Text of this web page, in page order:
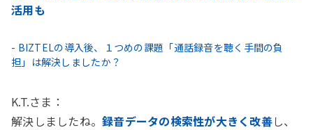
活用も
- BIZTELの導入後、１つめの課題「通話録音を聴く手間の負
担」は解決しましたか？
K.T.さま：
解決しましたね。録音データの検索性が大きく改善し、